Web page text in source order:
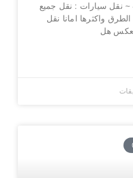
~ نقل سيارات : نقل جميع
واكثرها امانا نقل
هل